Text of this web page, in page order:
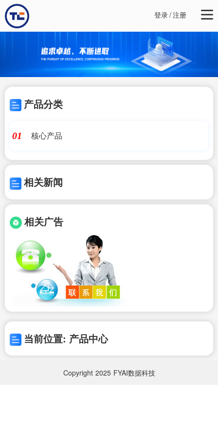
登录/注册
产品分类
01 核心产品
相关新闻
相关广告
当前位置: 产品中心
Copyright 2025 FYAI数据科技